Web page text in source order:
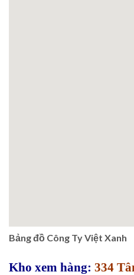
Bảng đồ Công Ty Việt Xanh
Kho xem hàng: 334